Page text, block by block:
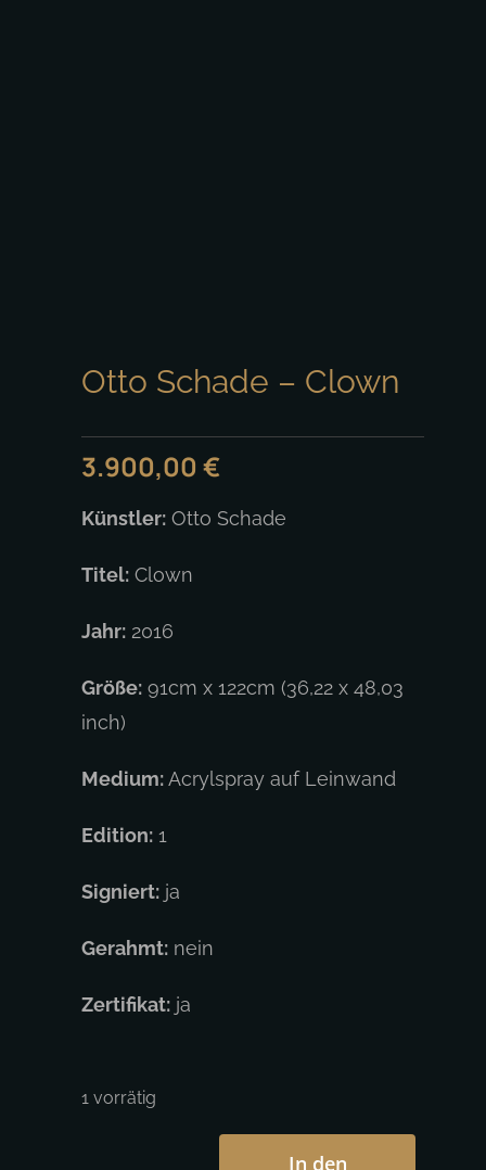
Otto Schade – Clown
3.900,00 €
Künstler:Otto Schade
Titel:Clown
Jahr:2016
Größe:91cm x 122cm (36,22 x 48,03
inch)
Medium:Acrylspray auf Leinwand
Edition:1
Signiert:ja
Gerahmt:nein
Zertifikat:ja
1 vorrätig
In den